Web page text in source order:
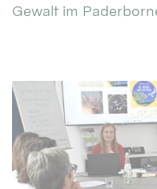
Gewalt im